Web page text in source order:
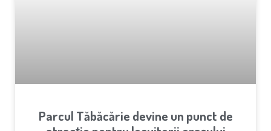
Parcul Tăbăcărie devine un punct de